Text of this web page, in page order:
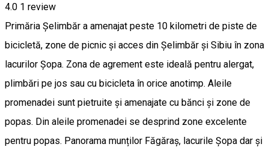
4.0 1 review
Primăria Șelimbăr a amenajat peste 10 kilometri de piste de
bicicletă, zone de picnic și acces din Șelimbăr și Sibiu în zona
lacurilor Șopa. Zona de agrement este ideală pentru alergat,
plimbări pe jos sau cu bicicleta în orice anotimp. Aleile
promenadei sunt pietruite și amenajate cu bănci și zone de
popas. Din aleile promenadei se desprind zone excelente
pentru popas. Panorama munților Făgăraș, lacurile Șopa dar și